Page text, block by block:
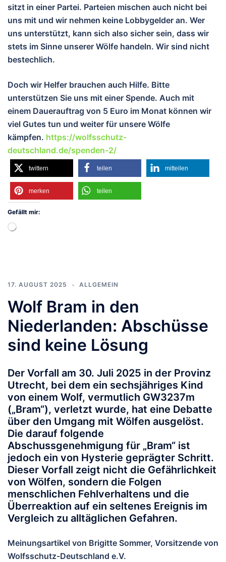
sitzt in einer Partei. Parteien mischen auch nicht bei
uns mit und wir nehmen keine Lobbygelder an. Wer
uns unterstützt, kann sich also sicher sein, dass wir
stets im Sinne unserer Wölfe handeln. Wir sind nicht
bestechlich.
Doch wir Helfer brauchen auch Hilfe. Bitte
unterstützen Sie uns mit einer Spende. Auch mit
einem Dauerauftrag von 5 Euro im Monat können wir
viel Gutes tun und weiter für unsere Wölfe
kämpfen. https://wolfsschutz-
deutschland.de/spenden-2/
twittern teilen mitteilen
merken teilen
Gefällt mir:
Wird
17. AUGUST 2025 ALLGEMEIN
Wolf Bram in den
Niederlanden: Abschüsse
sind keine Lösung
Der Vorfall am 30. Juli 2025 in der Provinz
Utrecht, bei dem ein sechsjähriges Kind
von einem Wolf, vermutlich GW3237m
(„Bram“), verletzt wurde, hat eine Debatte
über den Umgang mit Wölfen ausgelöst.
Die darauf folgende
Abschussgenehmigung für „Bram“ ist
jedoch ein von Hysterie geprägter Schritt.
Dieser Vorfall zeigt nicht die Gefährlichkeit
von Wölfen, sondern die Folgen
menschlichen Fehlverhaltens und die
Überreaktion auf ein seltenes Ereignis im
Vergleich zu alltäglichen Gefahren.
Meinungsartikel von Brigitte Sommer, Vorsitzende von
Wolfsschutz-Deutschland e.V.